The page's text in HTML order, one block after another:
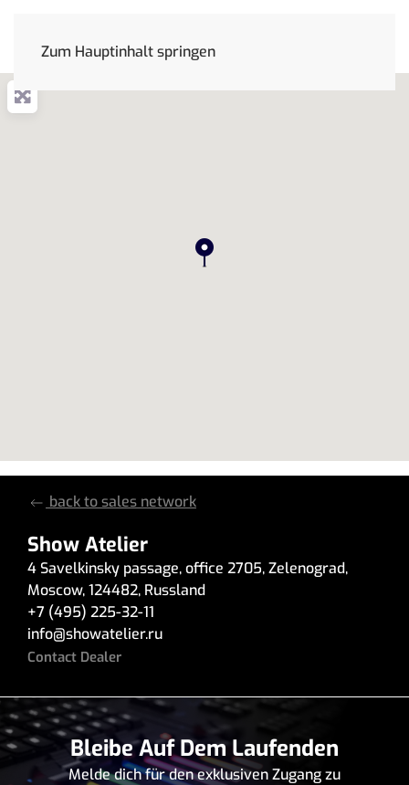
Zum Hauptinhalt springen
back to sales network
Show Atelier
4 Savelkinsky passage,office 2705,Zelenograd,
Moscow,124482, Russland
+7 (495) 225-32-11
info@showatelier.ru
Contact Dealer
Bleibe Auf Dem Laufenden
Melde dich für den exklusiven Zugang zu